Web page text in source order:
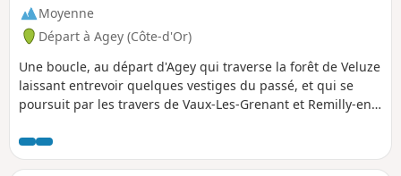
Moyenne
Départ à Agey (Côte-d'Or)
Une boucle, au départ d'Agey qui traverse la forêt de Veluze
laissant entrevoir quelques vestiges du passé, et qui se
poursuit par les travers de Vaux-Les-Grenant et Remilly-en-